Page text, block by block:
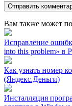
Вам также может
Исправление
into this problem» в
Как узнать номер
(Яндекс.Деньги)
Инсталляция